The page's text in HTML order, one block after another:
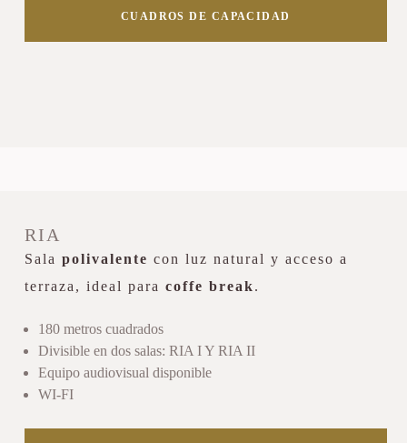
CUADROS DE CAPACIDAD
RIA
Sala polivalente con luz natural y acceso a
terraza, ideal para coffe break.
180 metros cuadrados
Divisible en dos salas: RIA I Y RIA II
Equipo audiovisual disponible
WI-FI